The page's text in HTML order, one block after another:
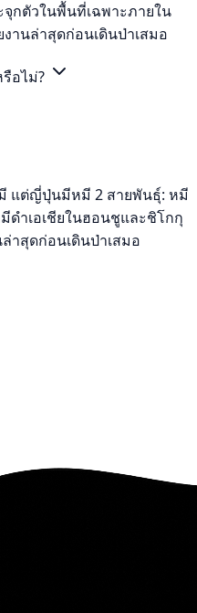
กตัวในพื้นที่เฉพาะภายใน
านล่าสุดก่อนเดินป่าเสมอ
อไม่?
แต่ญี่ปุ่นมีหมี 2 สายพันธุ์: หมี
ำเอเชียในฮอนชูและชิโกกุ
าสุดก่อนเดินป่าเสมอ